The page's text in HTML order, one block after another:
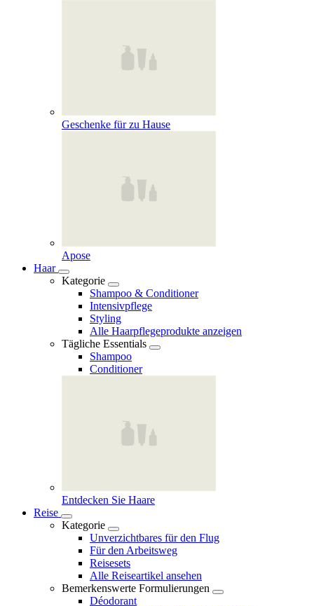
Geschenke für zu Hause
Apose
Haar
Kategorie
Shampoo & Conditioner
Intensivpflege
Styling
Alle Haarpflegeprodukte anzeigen
Tägliche Essentials
Shampoo
Conditioner
Entdecken Sie Haare
Reise
Kategorie
Unverzichtbares für den Flug
Für den Arbeitsweg
Reisesets
Alle Reiseartikel ansehen
Bemerkenswerte Formulierungen
Déodorant